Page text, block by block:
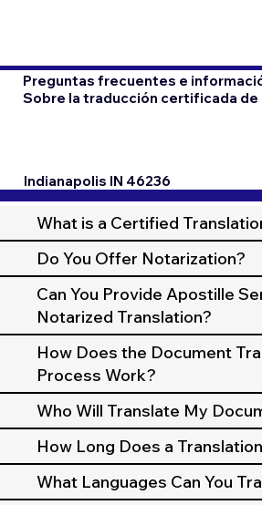
Preguntas frecuentes e
Sobre la traducción certificada
Indianapolis IN 46236
What is a Certified
Do You Offer Notarization?
Can You Provide Apostille
Notarized Translation?
How Does the Document
Process Work?
Who Will Translate My
How Long Does a
What Languages Can You